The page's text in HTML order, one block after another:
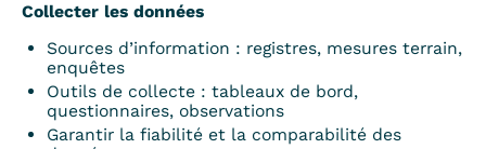
Collecter les données
Sources d’information : registres, mesures terrain,
enquêtes
Outils de collecte : tableaux de bord,
questionnaires, observations
Garantir la fiabilité et la comparabilité des